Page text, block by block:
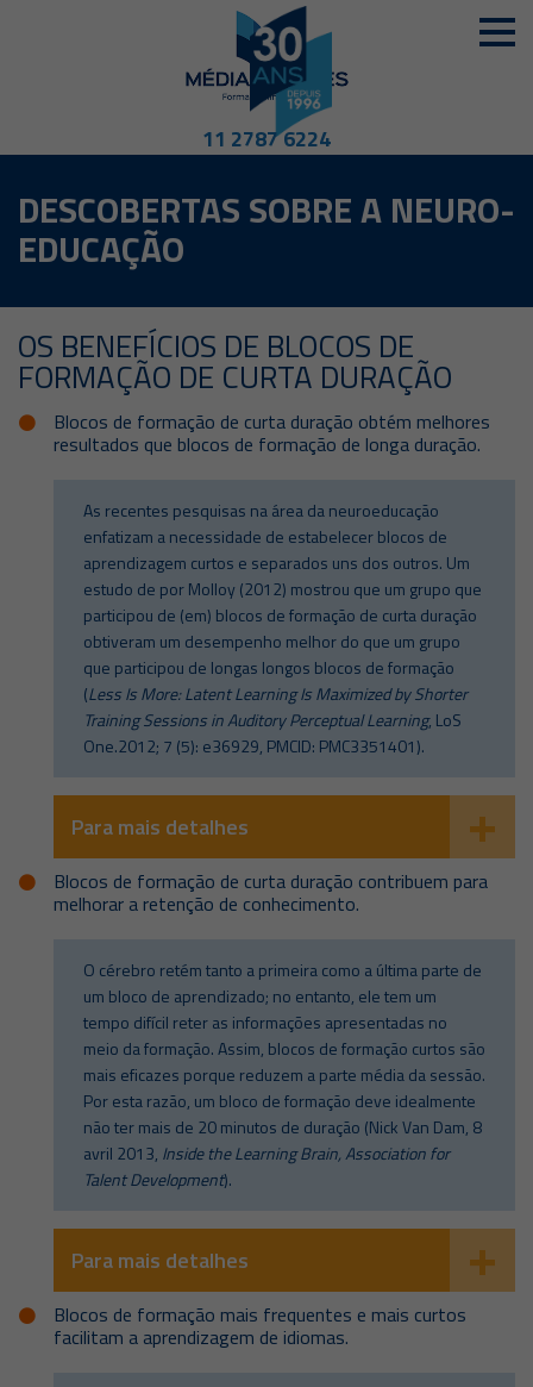
11 2787 6224
DESCOBERTAS SOBRE A NEURO-
EDUCAÇÃO
OS BENEFÍCIOS DE BLOCOS DE
FORMAÇÃO DE CURTA DURAÇÃO
Blocos de formação de curta duração obtém melhores
resultados que blocos de formação de longa duração.
As recentes pesquisas na área da neuroeducação
enfatizam a necessidade de estabelecer blocos de
aprendizagem curtos e separados uns dos outros. Um
estudo de por Molloy (2012) mostrou que um grupo que
participou de (em) blocos de formação de curta duração
obtiveram um desempenho melhor do que um grupo
que participou de longas longos blocos de formação
(Less Is More: Latent Learning Is Maximized by Shorter
Training Sessions in Auditory Perceptual Learning, LoS
One.2012; 7 (5): e36929, PMCID: PMC3351401).
Para mais detalhes
Blocos de formação de curta duração contribuem para
melhorar a retenção de conhecimento.
O cérebro retém tanto a primeira como a última parte de
um bloco de aprendizado; no entanto, ele tem um
tempo difícil reter as informações apresentadas no
meio da formação. Assim, blocos de formação curtos são
mais eficazes porque reduzem a parte média da sessão.
Por esta razão, um bloco de formação deve idealmente
não ter mais de 20 minutos de duração (Nick Van Dam, 8
avril 2013, Inside the Learning Brain, Association for
Talent Development).
Para mais detalhes
Blocos de formação mais frequentes e mais curtos
facilitam a aprendizagem de idiomas.